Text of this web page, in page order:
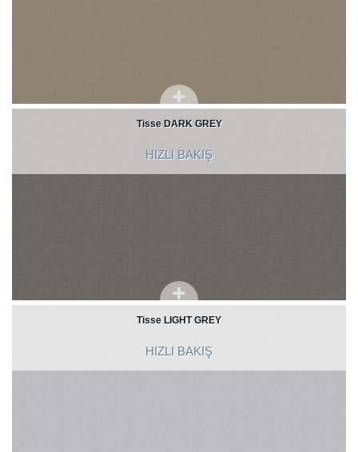
Tisse DARK GREY
HIZLI BAKIŞ
Tisse LIGHT GREY
HIZLI BAKIŞ